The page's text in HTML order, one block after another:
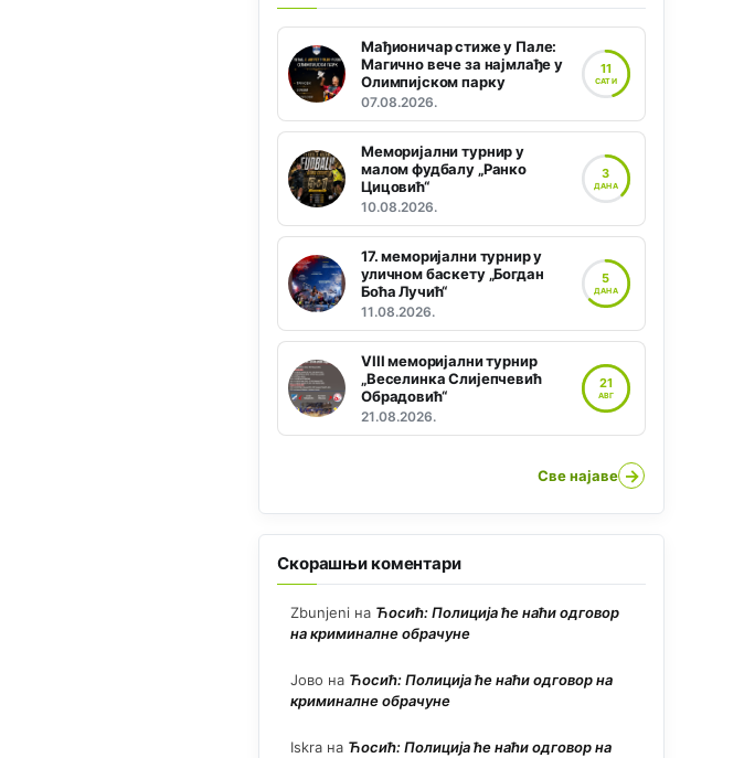
Мађионичар стиже у Пале:
Магично вече за најмлађе у
Олимпијском парку
07.08.2026.
11
САТИ
Меморијални турнир у
малом фудбалу „Ранко
Цицовић“
10.08.2026.
3
ДАНА
17. меморијални турнир у
уличном баскету „Богдан
Боћа Лучић“
11.08.2026.
5
ДАНА
VIII меморијални турнир
„Веселинка Слијепчевић
Обрадовић“
21.08.2026.
21
АВГ
Све најаве →
Скорашњи коментари
Zbunjeni на Ћосић: Полиција ће наћи одговор
на криминалне обрачуне
Јово на Ћосић: Полиција ће наћи одговор на
криминалне обрачуне
Iskra на Ћосић: Полиција ће наћи одговор на